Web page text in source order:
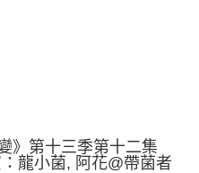
》第十三季第十二集
龍小菌, 阿花@帶菌者